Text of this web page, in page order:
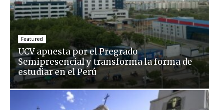
Featured
UCV apuesta por el Pregrado
Semipresencial y transforma la forma de
estudiar en el Perú